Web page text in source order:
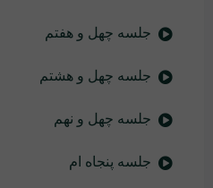
جلسه چهل و هفتم
جلسه چهل و هشتم
جلسه چهل و نهم
جلسه پنجاه ام